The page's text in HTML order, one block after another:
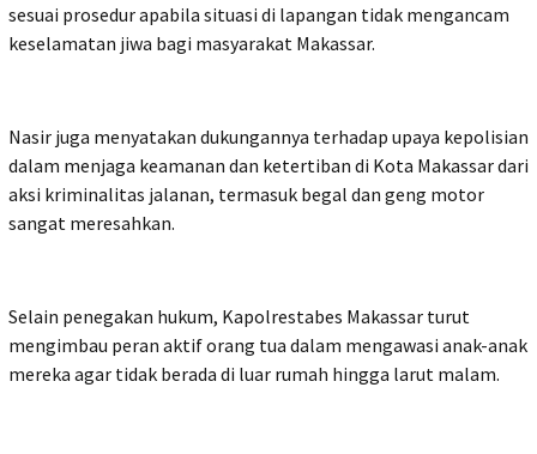
sesuai prosedur apabila situasi di lapangan tidak mengancam
keselamatan jiwa bagi masyarakat Makassar.
Nasir juga menyatakan dukungannya terhadap upaya kepolisian
dalam menjaga keamanan dan ketertiban di Kota Makassar dari
aksi kriminalitas jalanan, termasuk begal dan geng motor
sangat meresahkan.
Selain penegakan hukum, Kapolrestabes Makassar turut
mengimbau peran aktif orang tua dalam mengawasi anak-anak
mereka agar tidak berada di luar rumah hingga larut malam.